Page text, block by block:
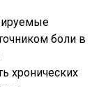
боли в
хронических